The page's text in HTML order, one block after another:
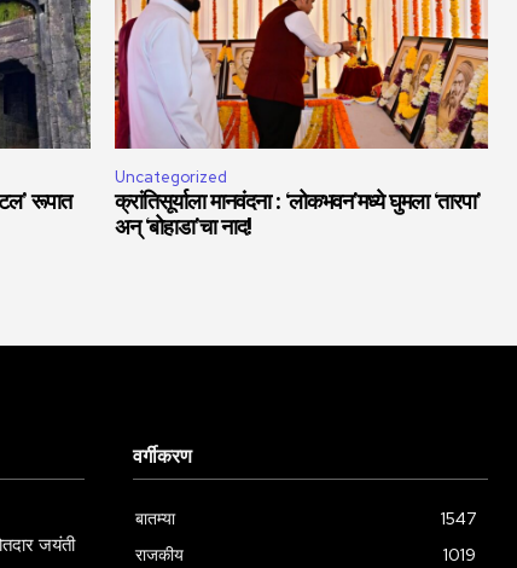
रूपात
Uncategorized
क्रांतिसूर्याला मानवंदना : ‘लोकभवन’मध्ये घुमला ‘तारपा’
अन् ‘बोहाडा’चा नाद!
जयंती
वर्गीकरण
बातम्या
1547
राजकीय
1019